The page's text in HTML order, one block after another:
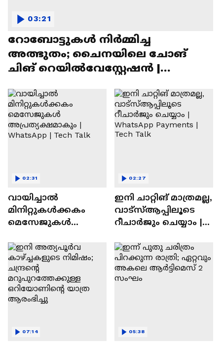
റോബോട്ടുകൾ നിർമ്മിച്ച
അത്ഭുതം; ചൈനയിലെ ചോങ്
ചിങ് റെയിൽവേസ്റ്റേഷൻ |
03:21
വായിച്ചാൽ
മിനിറ്റുകൾക്കകം
മെസേജുകള്‍
WhatsApp | Tech Talk
02:31
ഇനി ചാറ്റിങ് മാത്രമല്ല,
വാട്‌സ്‌ആപ്പിലൂടെ
റീചാർജും ചെയ്യാം |
Tech Talk
02:27
07:14 05:38